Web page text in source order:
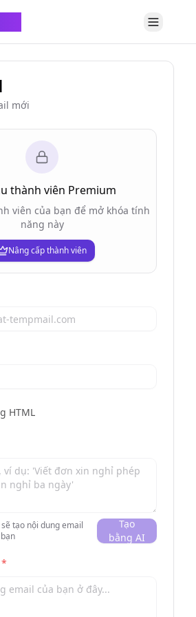
mới
thành viên Premium
viên của bạn để mở khóa tính
năng này
Nâng cấp thành viên
HTML
tạo nội dung email
Tạo
bằng AI
*